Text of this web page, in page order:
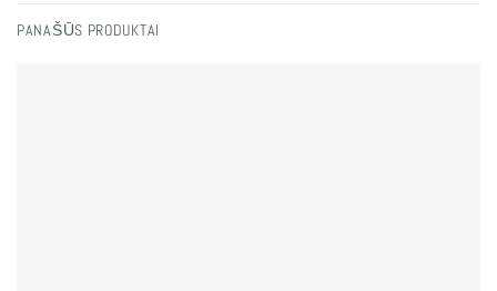
PANAŠŪS PRODUKTAI